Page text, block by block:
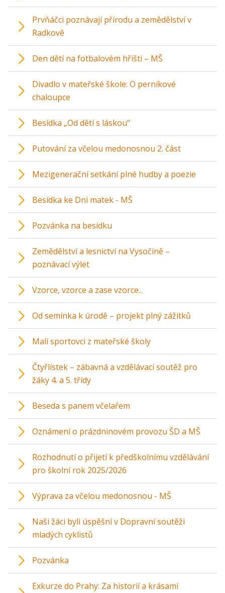
Prvňáčci poznávají přírodu a zemědělství v
Radkově
Den dětí na fotbalovém hřišti – MŠ
Divadlo v mateřské škole: O perníkové
chaloupce
Besídka „Od dětí s láskou“
Putování za včelou medonosnou 2. část
Mezigenerační setkání plné hudby a poezie
Besídka ke Dni matek - MŠ
Pozvánka na besídku
Zemědělství a lesnictví na Vysočině –
poznávací výlet
Vzorce, vzorce a zase vzorce...
Od semínka k úrodě – projekt plný zážitků
Malí sportovci z mateřské školy
Čtyřlístek – zábavná a vzdělávací soutěž pro
žáky 4. a 5. třídy
Beseda s panem včelařem
Oznámení o prázdninovém provozu ŠD a MŠ
Rozhodnutí o přijetí k předškolnímu vzdělávání
pro školní rok 2025/2026
Výprava za včelou medonosnou - MŠ
Naši žáci byli úspěšní v Dopravní soutěži
mladých cyklistů
Pozvánka
Exkurze do Prahy: Za historií a krásami